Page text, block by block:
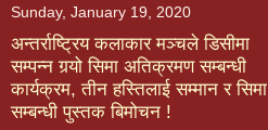
Sunday, January 19, 2020
अन्तर्राष्ट्रिय कलाकार मञ्चले डिसीमा
सम्पन्न गर्‍यो सिमा अतिक्रमण सम्बन्धी
कार्यक्रम, तीन हस्तिलाई सम्मान र सिमा
सम्बन्धी पुस्तक बिमोचन !